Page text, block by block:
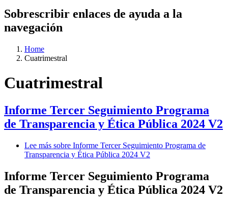
Sobrescribir enlaces de ayuda a la
navegación
Home
Cuatrimestral
Cuatrimestral
Informe Tercer Seguimiento Programa
de Transparencia y Ética Pública 2024 V2
Lee más sobre Informe Tercer Seguimiento Programa de
Transparencia y Ética Pública 2024 V2
Informe Tercer Seguimiento Programa
de Transparencia y Ética Pública 2024 V2